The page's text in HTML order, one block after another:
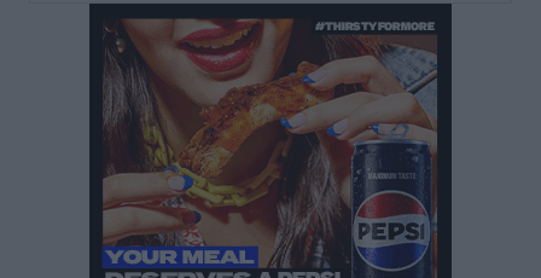
Θεσμοθετείται από σήμερα το νέο Ειδικό Χωροταξικό
Πλαίσιο για τον Τουρισμό με κοινή υπουργική
απόφαση
πριν 30 λεπτά
4η Γιορτή των Γιαρένιων στ’ Απόλλωνα Ρόδου το
Σάββατο 8 Αυγούστου
Πολιτιστικά• πριν 37 λεπτά